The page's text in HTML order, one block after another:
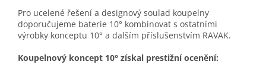
Pro ucelené řešení a designový soulad koupelny
doporučujeme baterie 10° kombinovat s ostatními
výrobky konceptu 10° a dalším příslušenstvím RAVAK.
Koupelnový koncept 10° získal prestižní ocenění: